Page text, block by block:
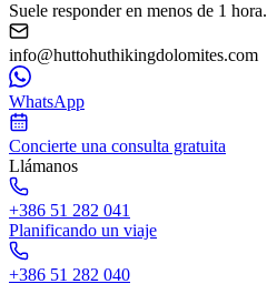
Suele responder en menos de 1 hora.
info@huttohuthikingdolomites.com
WhatsApp
Concierte una consulta gratuita
Llámanos
+386 51 282 041
Planificando un viaje
+386 51 282 040